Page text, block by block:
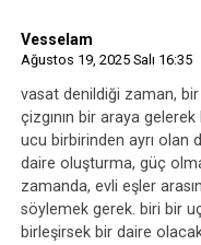
Vesselam
Ağustos 19, 2025 Salı 16:35
vasat denildiği zaman,
çizgının bir araya
ucu birbirinden ayrı olan
daire oluşturma, güç
zamanda, evli eşler
söylemek gerek. biri bir
birleşirsek bir daire